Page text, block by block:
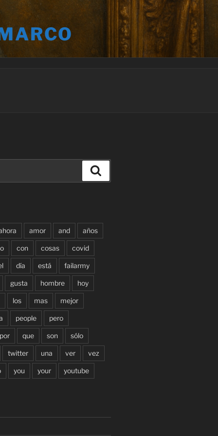
amor and años
con cosas covid
día está failarmy
gusta hombre hoy
los mas mejor
people pero
que son sólo
twitter una ver vez
you your youtube